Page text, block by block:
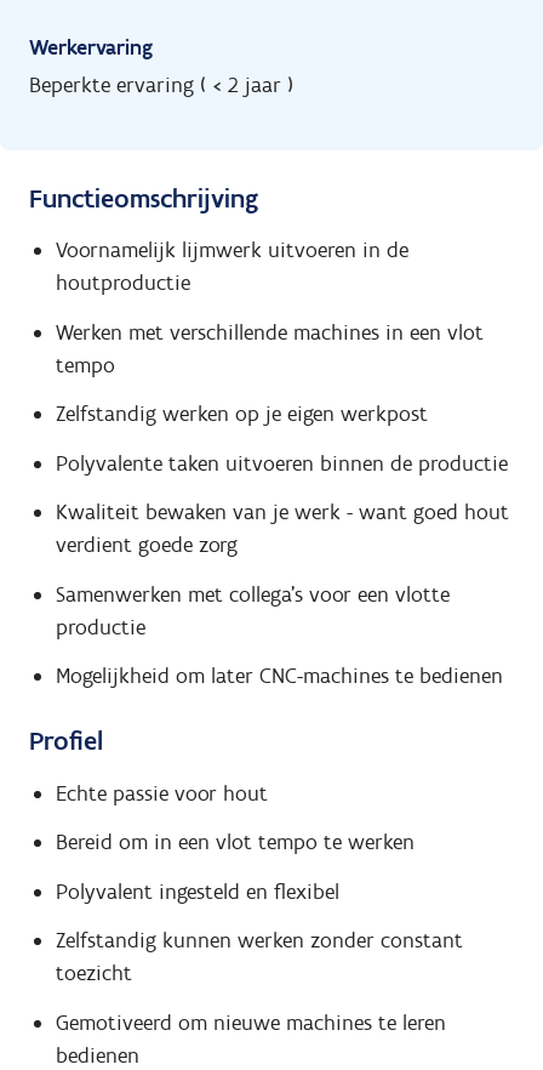
Werkervaring
Beperkte ervaring ( < 2 jaar )
Functieomschrijving
Voornamelijk lijmwerk uitvoeren in de
houtproductie
Werken met verschillende machines in een vlot
tempo
Zelfstandig werken op je eigen werkpost
Polyvalente taken uitvoeren binnen de productie
Kwaliteit bewaken van je werk - want goed hout
verdient goede zorg
Samenwerken met collega's voor een vlotte
productie
Mogelijkheid om later CNC-machines te bedienen
Profiel
Echte passie voor hout
Bereid om in een vlot tempo te werken
Polyvalent ingesteld en flexibel
Zelfstandig kunnen werken zonder constant
toezicht
Gemotiveerd om nieuwe machines te leren
bedienen